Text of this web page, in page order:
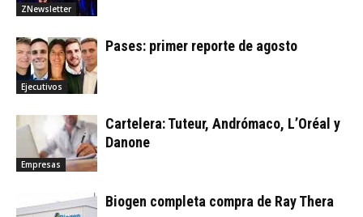
ZNewsletter
Ejecutivos
Pases: primer reporte de agosto
Empresas
Cartelera: Tuteur, Andrómaco, L’Oréal y
Danone
Biogen completa compra de Ray Thera